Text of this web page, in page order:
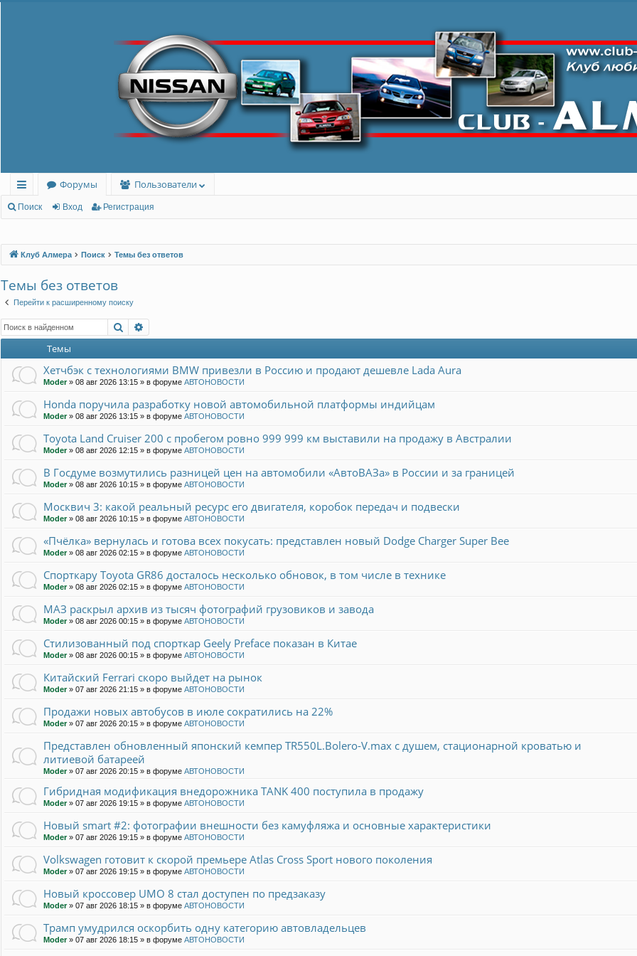
с
лк
Форумы
Пользователи
Поиск Вход Регистрация
Клуб Алмера Поиск Темы без ответов
Темы без ответов
Перейти к расширенному поиску
Поиск
Темы
Хетчбэк с технологиями BMW привезли в Россию и продают дешевле Lada Aura
Moder» 08 авг 2026 13:15 » в форуме АВТОНОВОСТИ
Honda поручила разработку новой автомобильной платформы индийцам
Moder» 08 авг 2026 13:15 » в форуме АВТОНОВОСТИ
Toyota Land Cruiser 200 с пробегом ровно 999 999 км выставили на продажу в Австралии
Moder» 08 авг 2026 12:15 » в форуме АВТОНОВОСТИ
В Госдуме возмутились разницей цен на автомобили «АвтоВАЗа» в России и за границей
Moder» 08 авг 2026 10:15 » в форуме АВТОНОВОСТИ
Москвич 3: какой реальный ресурс его двигателя, коробок передач и подвески
Moder» 08 авг 2026 10:15 » в форуме АВТОНОВОСТИ
«Пчёлка» вернулась и готова всех покусать: представлен новый Dodge Charger Super Bee
Moder» 08 авг 2026 02:15 » в форуме АВТОНОВОСТИ
Спорткару Toyota GR86 досталось несколько обновок, в том числе в технике
Moder» 08 авг 2026 02:15 » в форуме АВТОНОВОСТИ
МАЗ раскрыл архив из тысяч фотографий грузовиков и завода
Moder» 08 авг 2026 00:15 » в форуме АВТОНОВОСТИ
Стилизованный под спорткар Geely Preface показан в Китае
Moder» 08 авг 2026 00:15 » в форуме АВТОНОВОСТИ
Китайский Ferrari скоро выйдет на рынок
Moder» 07 авг 2026 21:15 » в форуме АВТОНОВОСТИ
Продажи новых автобусов в июле сократились на 22%
Moder» 07 авг 2026 20:15 » в форуме АВТОНОВОСТИ
Представлен обновленный японский кемпер TR550L.Bolero-V.max с душем, стационарной кроватью и
литиевой батареей
Moder» 07 авг 2026 20:15 » в форуме АВТОНОВОСТИ
Гибридная модификация внедорожника TANK 400 поступила в продажу
Moder» 07 авг 2026 19:15 » в форуме АВТОНОВОСТИ
Новый smart #2: фотографии внешности без камуфляжа и основные характеристики
Moder» 07 авг 2026 19:15 » в форуме АВТОНОВОСТИ
Volkswagen готовит к скорой премьере Atlas Cross Sport нового поколения
Moder» 07 авг 2026 19:15 » в форуме АВТОНОВОСТИ
Новый кроссовер UMO 8 стал доступен по предзаказу
Moder» 07 авг 2026 18:15 » в форуме АВТОНОВОСТИ
Трамп умудрился оскорбить одну категорию автовладельцев
Moder» 07 авг 2026 18:15 » в форуме АВТОНОВОСТИ